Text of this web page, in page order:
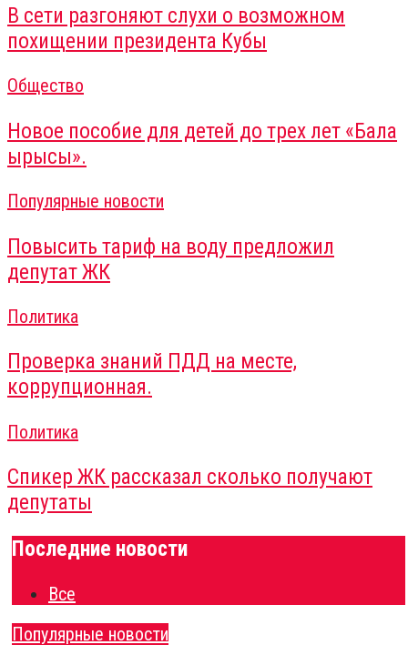
В сети разгоняют слухи о возможном
похищении президента Кубы
Общество
Новое пособие для детей до трех лет «Бала
ырысы».
Популярные новости
Повысить тариф на воду предложил
депутат ЖК
Политика
Проверка знаний ПДД на месте,
коррупционная.
Политика
Спикер ЖК рассказал сколько получают
депутаты
Последние новости
Все
Популярные новости